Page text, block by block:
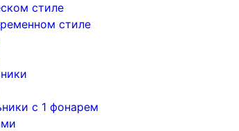
стиле
стиле
с 1 фонарем